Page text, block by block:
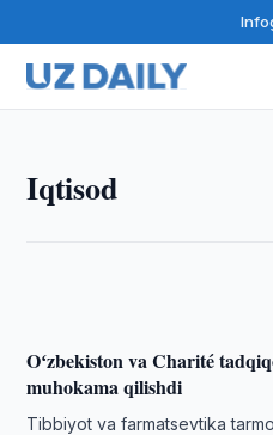
Iqtisod
Oʻzbekiston va Adani
loyihalarini muhokama
Oʻzbekiston va Charité
muhokama qilishdi
Tibbiyot va farmatsevtika